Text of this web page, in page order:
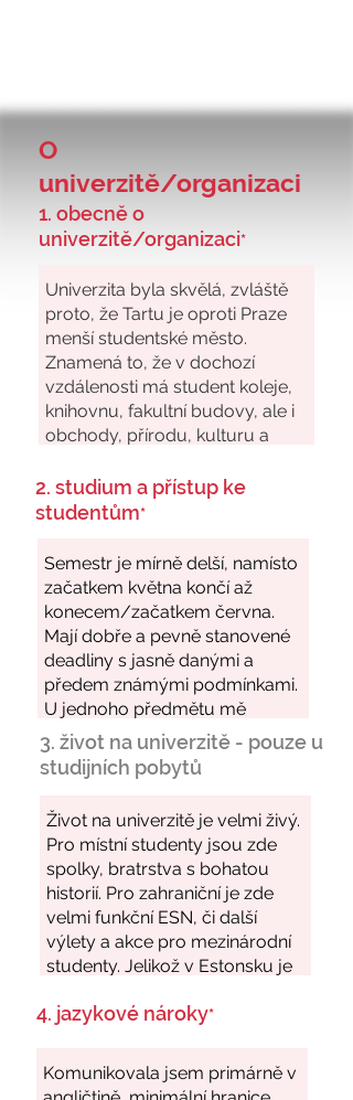
O
univerzitě/organizaci
1. obecně o
univerzitě/organizaci*
2. studium a přístup ke
studentům*
3. život na univerzitě - pouze u
studijních pobytů
4. jazykové nároky*